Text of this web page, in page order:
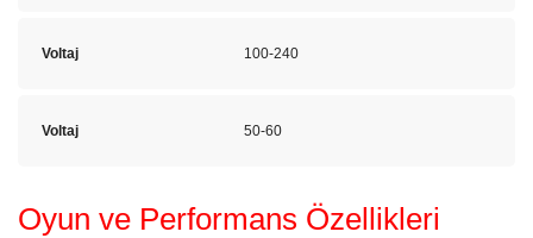
Voltaj 100-240
Voltaj 50-60
Oyun ve Performans Özellikleri